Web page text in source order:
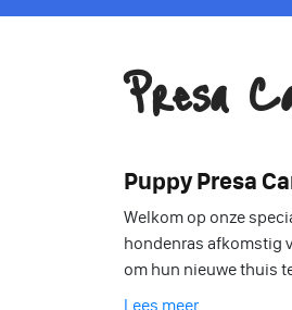
Presa
Puppy Presa
Welkom op onze
hondenras afkomstig
om hun nieuwe thuis
Lees meer